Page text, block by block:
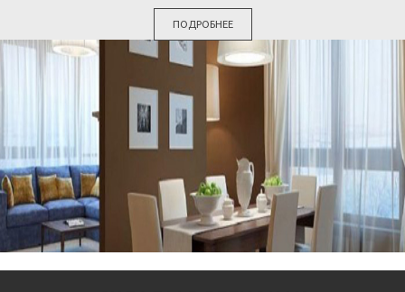
ПОДРОБНЕЕ